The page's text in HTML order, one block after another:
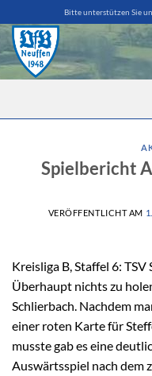
Inhalt
springen
Bitte unterstützen Sie
Spielbericht
VERÖFFENTLICHT AM
Kreisliga B, Staffel 6:
Überhaupt nichts zu
Schlierbach. Nachdem
einer roten Karte für
musste gab es eine
Auswärtsspiel nach dem